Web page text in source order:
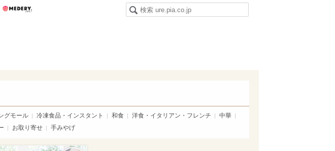
うまい肉
グモール 冷凍食品・インスタント 和食 洋食・イタリアン・フレンチ
中華
お取り寄せ 手みやげ